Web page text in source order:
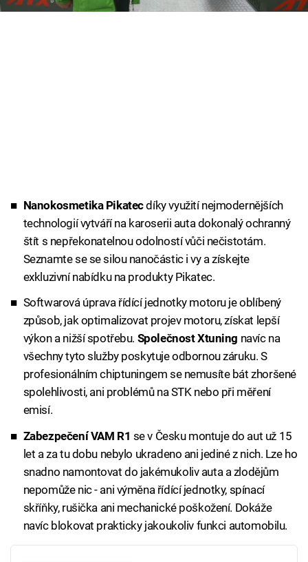
Cool Esport
Sledujte nás
Nanokosmetika Pikatecdíky využití nejmodernějších
technologií vytváří na karoserii auta dokonalý ochranný
štít s nepřekonatelnou odolností vůči nečistotám.
Seznamte se se silou nanočástic i vy a získejte
exkluzivní nabídku na produkty Pikatec.
Softwarová úprava řídící jednotky motoru je oblíbený
způsob, jak optimalizovat projev motoru, získat lepší
výkon a nižší spotřebu. Společnost Xtuning navíc na
všechny tyto služby poskytuje odbornou záruku. S
profesionálním chiptuningem se nemusíte bát zhoršené
spolehlivosti, ani problémů na STK nebo při měření
emisí.
Zabezpečení VAM R1 se v Česku montuje do aut už 15
let a za tu dobu nebylo ukradeno ani jediné z nich. Lze ho
snadno namontovat do jakémukoliv auta a zlodějům
nepomůže nic - ani výměna řídící jednotky, spínací
skříňky, rušička ani mechanické poškožení. Dokáže
navíc blokovat prakticky jakoukoliv funkci automobilu.